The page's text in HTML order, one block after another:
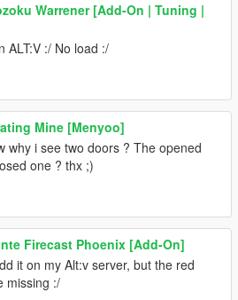
Warrener [Add-On | Tuning |
ALT:V :/ No load :/
Mine [Menyoo]
why i see two doors ? The opened
one ? thx ;)
Firecast Phoenix [Add-On]
it on my Alt:v server, but the red
missing :/